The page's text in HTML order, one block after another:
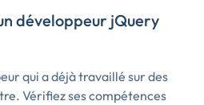
développeur jQuery
qui a déjà travaillé sur des
Vérifiez ses compétences